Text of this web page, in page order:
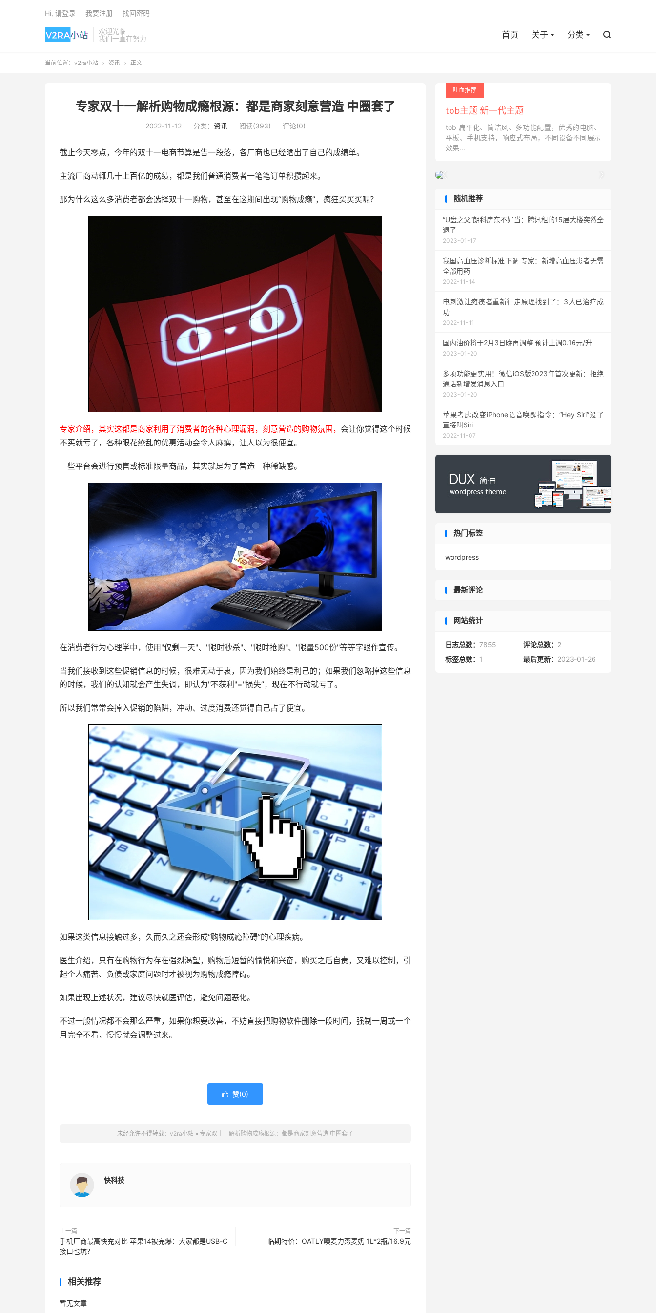
欢迎光临
我们一直在努力
首页 关于 分类 
Hi, 请登录 我要注册 找回密码
当前位置： v2ra小站  资讯  正文
专家双十一解析购物成瘾根源：都是商家刻意营造 中圈套了
2022-11-12 分类： 资讯 阅读(393) 评论(0)
截止今天零点，今年的双十一电商节算是告一段落，各厂商也已经晒出了自己的成绩单。
主流厂商动辄几十上百亿的成绩，都是我们普通消费者一笔笔订单积攒起来。
那为什么这么多消费者都会选择双十一购物，甚至在这期间出现“购物成瘾”，疯狂买买买呢？
专家介绍，其实这都是商家利用了消费者的各种心理漏洞，刻意营造的购物氛围， 会让你觉得这个时候
不买就亏了，各种眼花缭乱的优惠活动会令人麻痹，让人以为很便宜。
一些平台会进行预售或标准限量商品，其实就是为了营造一种稀缺感。
在消费者行为心理学中，使用"仅剩一天"、"限时秒杀"、"限时抢购"、"限量500份"等等字眼作宣传。
当我们接收到这些促销信息的时候，很难无动于衷，因为我们始终是利己的；如果我们忽略掉这些信息
的时候，我们的认知就会产生失调，即认为"不获利"="损失”，现在不行动就亏了。
所以我们常常会掉入促销的陷阱，冲动、过度消费还觉得自己占了便宜。
如果这类信息接触过多，久而久之还会形成“购物成瘾障碍”的心理疾病。
医生介绍，只有在购物行为存在强烈渴望，购物后短暂的愉悦和兴奋，购买之后自责，又难以控制，引
起个人痛苦、负债或家庭问题时才被视为购物成瘾障碍。
如果出现上述状况，建议尽快就医评估，避免问题恶化。
不过一般情况都不会那么严重，如果你想要改善，不妨直接把购物软件删除一段时间，强制一周或一个
月完全不看，慢慢就会调整过来。
 赞(0)
未经允许不得转载： v2ra小站 » 专家双十一解析购物成瘾根源：都是商家刻意营造 中圈套了
快科技
上一篇
手机厂商最高快充对比 苹果14被完爆：大家都是USB-C
接口也坑？
下一篇
临期特价：OATLY噢麦力燕麦奶 1L*2瓶/16.9元
相关推荐
暂无文章
吐血推荐
tob主题 新一代主题
tob 扁平化、简洁风、多功能配置，优秀的电脑、
平板、手机支持，响应式布局，不同设备不同展示
效果...

随机推荐
“U盘之父”朗科房东不好当：腾讯租的15层大楼突然全
退了
2023-01-17
我国高血压诊断标准下调 专家：新增高血压患者无需
全部用药
2022-11-14
电刺激让瘫痪者重新行走原理找到了：3人已治疗成
功
2022-11-11
国内油价将于2月3日晚再调整 预计上调0.16元/升
2023-01-20
多项功能更实用！微信iOS版2023年首次更新：拒绝
通话新增发消息入口
2023-01-20
苹果考虑改变iPhone语音唤醒指令：“Hey Siri”没了
直接叫Siri
2022-11-07
热门标签
wordpress
最新评论
网站统计
日志总数： 7855 评论总数： 2
标签总数： 1 最后更新： 2023-01-26